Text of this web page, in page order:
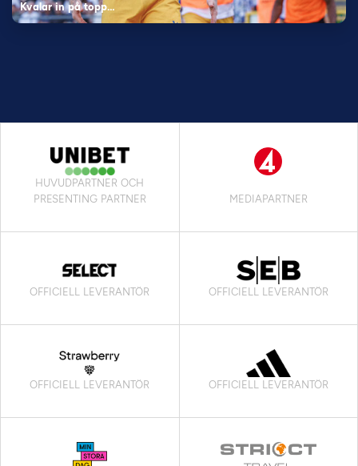
Kvalar in på topp…
HUVUDPARTNER OCH
PRESENTING PARTNER
MEDIAPARTNER
OFFICIELL LEVERANTÖR OFFICIELL LEVERANTÖR
OFFICIELL LEVERANTÖR OFFICIELL LEVERANTÖR